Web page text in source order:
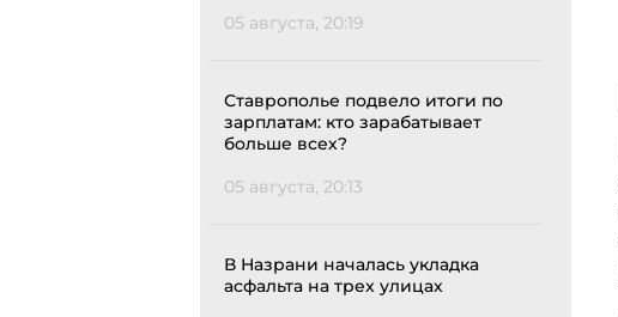
05 августа, 20:19
Ставрополье подвело итоги по
зарплатам: кто зарабатывает
больше всех?
05 августа, 20:13
В Назрани началась укладка
асфальта на трех улицах